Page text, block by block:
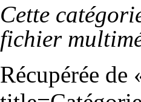
Cette
fichier
Récupérée de